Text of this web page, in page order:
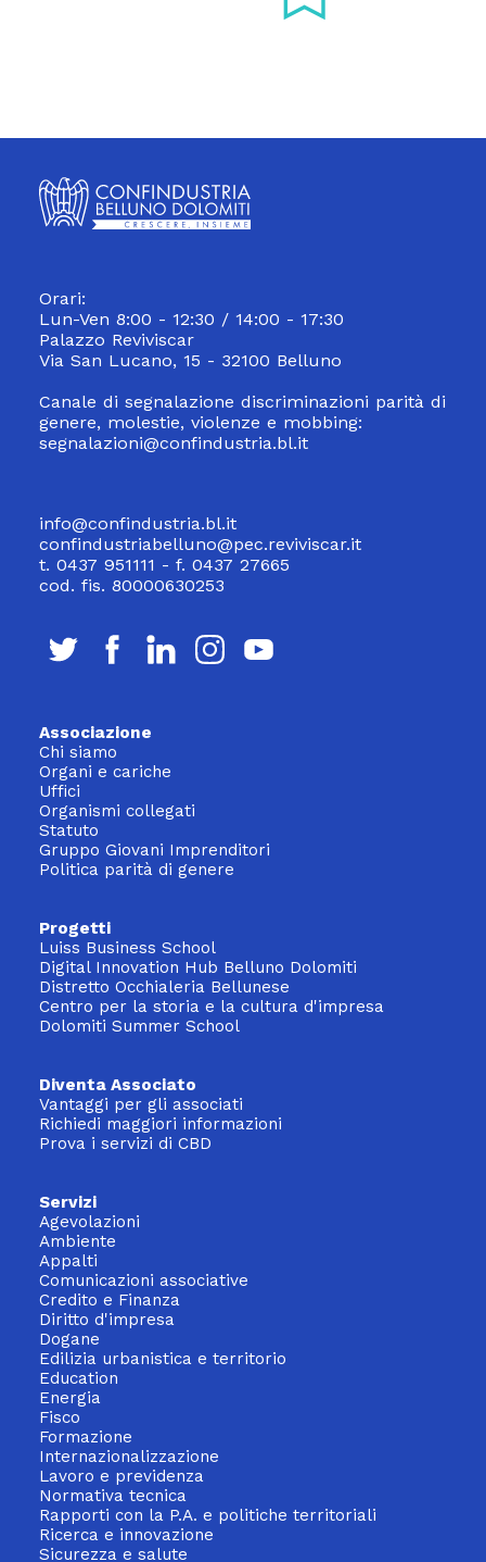
Orari:
Lun-Ven 8:00 - 12:30 / 14:00 - 17:30
Palazzo Reviviscar
Via San Lucano, 15 - 32100 Belluno
Canale di segnalazione discriminazioni parità di
genere, molestie, violenze e mobbing:
segnalazioni@confindustria.bl.it
info@confindustria.bl.it
confindustriabelluno@pec.reviviscar.it
t. 0437 951111 - f. 0437 27665
cod. fis. 80000630253
Associazione
Chi siamo
Organi e cariche
Uffici
Organismi collegati
Statuto
Gruppo Giovani Imprenditori
Politica parità di genere
Progetti
Luiss Business School
Digital Innovation Hub Belluno Dolomiti
Distretto Occhialeria Bellunese
Centro per la storia e la cultura d'impresa
Dolomiti Summer School
Diventa Associato
Vantaggi per gli associati
Richiedi maggiori informazioni
Prova i servizi di CBD
Servizi
Agevolazioni
Ambiente
Appalti
Comunicazioni associative
Credito e Finanza
Diritto d'impresa
Dogane
Edilizia urbanistica e territorio
Education
Energia
Fisco
Formazione
Internazionalizzazione
Lavoro e previdenza
Normativa tecnica
Rapporti con la P.A. e politiche territoriali
Ricerca e innovazione
Sicurezza e salute